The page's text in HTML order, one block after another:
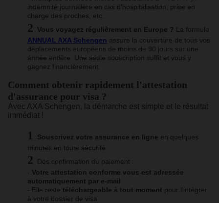
indemnité journalière en cas d'hospitalisation, prise en
charge des proches, etc.
Vous voyagez régulièrement en Europe ? La formule
ANNUAL AXA Schengen assure la couverture de tous vos
déplacements européens de moins de 90 jours sur une
année entière. Une seule souscription suffit et vous y
gagnez financièrement.
Comment obtenir rapidement l'attestation
d'assurance pour visa ?
Avec AXA Schengen, la démarche est simple et le résultat
immédiat !
Souscrivez votre assurance en ligne en quelques
minutes en toute sécurité.
Dès confirmation du paiement :
- Votre attestation conforme vous est adressée
automatiquement par e-mail
- Elle reste téléchargeable à tout moment pour l'intégrer
à votre dossier de visa